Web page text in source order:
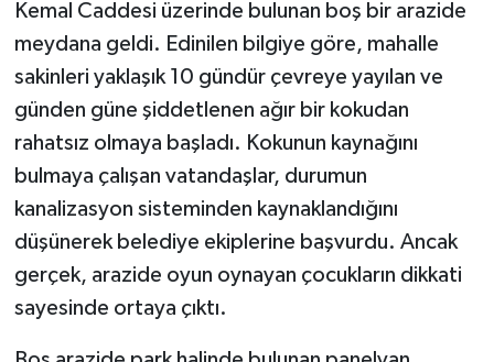
Kemal Caddesi üzerinde bulunan boş bir arazide
meydana geldi. Edinilen bilgiye göre, mahalle
sakinleri yaklaşık 10 gündür çevreye yayılan ve
günden güne şiddetlenen ağır bir kokudan
rahatsız olmaya başladı. Kokunun kaynağını
bulmaya çalışan vatandaşlar, durumun
kanalizasyon sisteminden kaynaklandığını
düşünerek belediye ekiplerine başvurdu. Ancak
gerçek, arazide oyun oynayan çocukların dikkati
sayesinde ortaya çıktı.